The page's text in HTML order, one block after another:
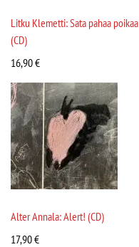
Litku Klemetti: Sata pahaa poikaa
(CD)
16,90€
Alter Annala: Alert! (CD)
17,90€